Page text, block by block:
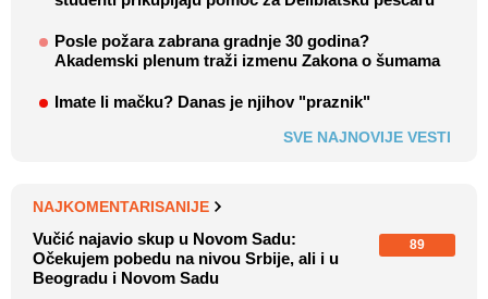
Posle požara zabrana gradnje 30 godina?
Akademski plenum traži izmenu Zakona o šumama
Imate li mačku? Danas je njihov "praznik"
SVE NAJNOVIJE VESTI
NAJKOMENTARISANIJE
Vučić najavio skup u Novom Sadu:
Očekujem pobedu na nivou Srbije, ali i u
Beogradu i Novom Sadu
89